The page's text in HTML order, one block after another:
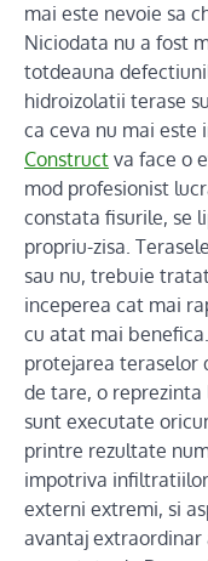
mai este nevoie sa
Niciodata nu a fost
totdeauna
hidroizolatii terase
ca ceva nu mai este
Construct va face o
mod profesionist
constata fisurile, se
propriu-zisa.
sau nu, trebuie
inceperea cat mai
cu atat mai
protejarea teraselor
de tare, o
sunt executate
printre rezultate
impotriva
externi extremi, si
avantaj